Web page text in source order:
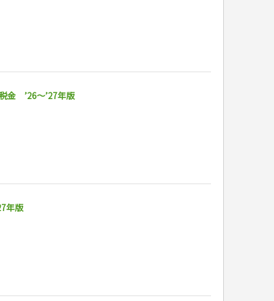
金 ’26～’27年版
年版